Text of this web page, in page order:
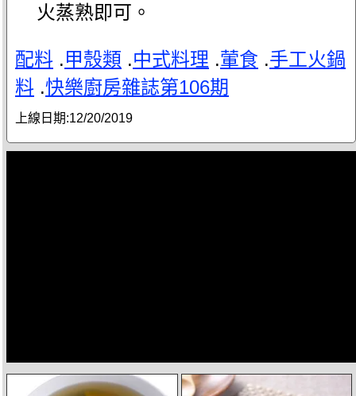
火蒸熟即可。
配料 .甲殼類 .中式料理 .葷食 .手工火鍋
料 .快樂廚房雜誌第106期
上線日期:12/20/2019